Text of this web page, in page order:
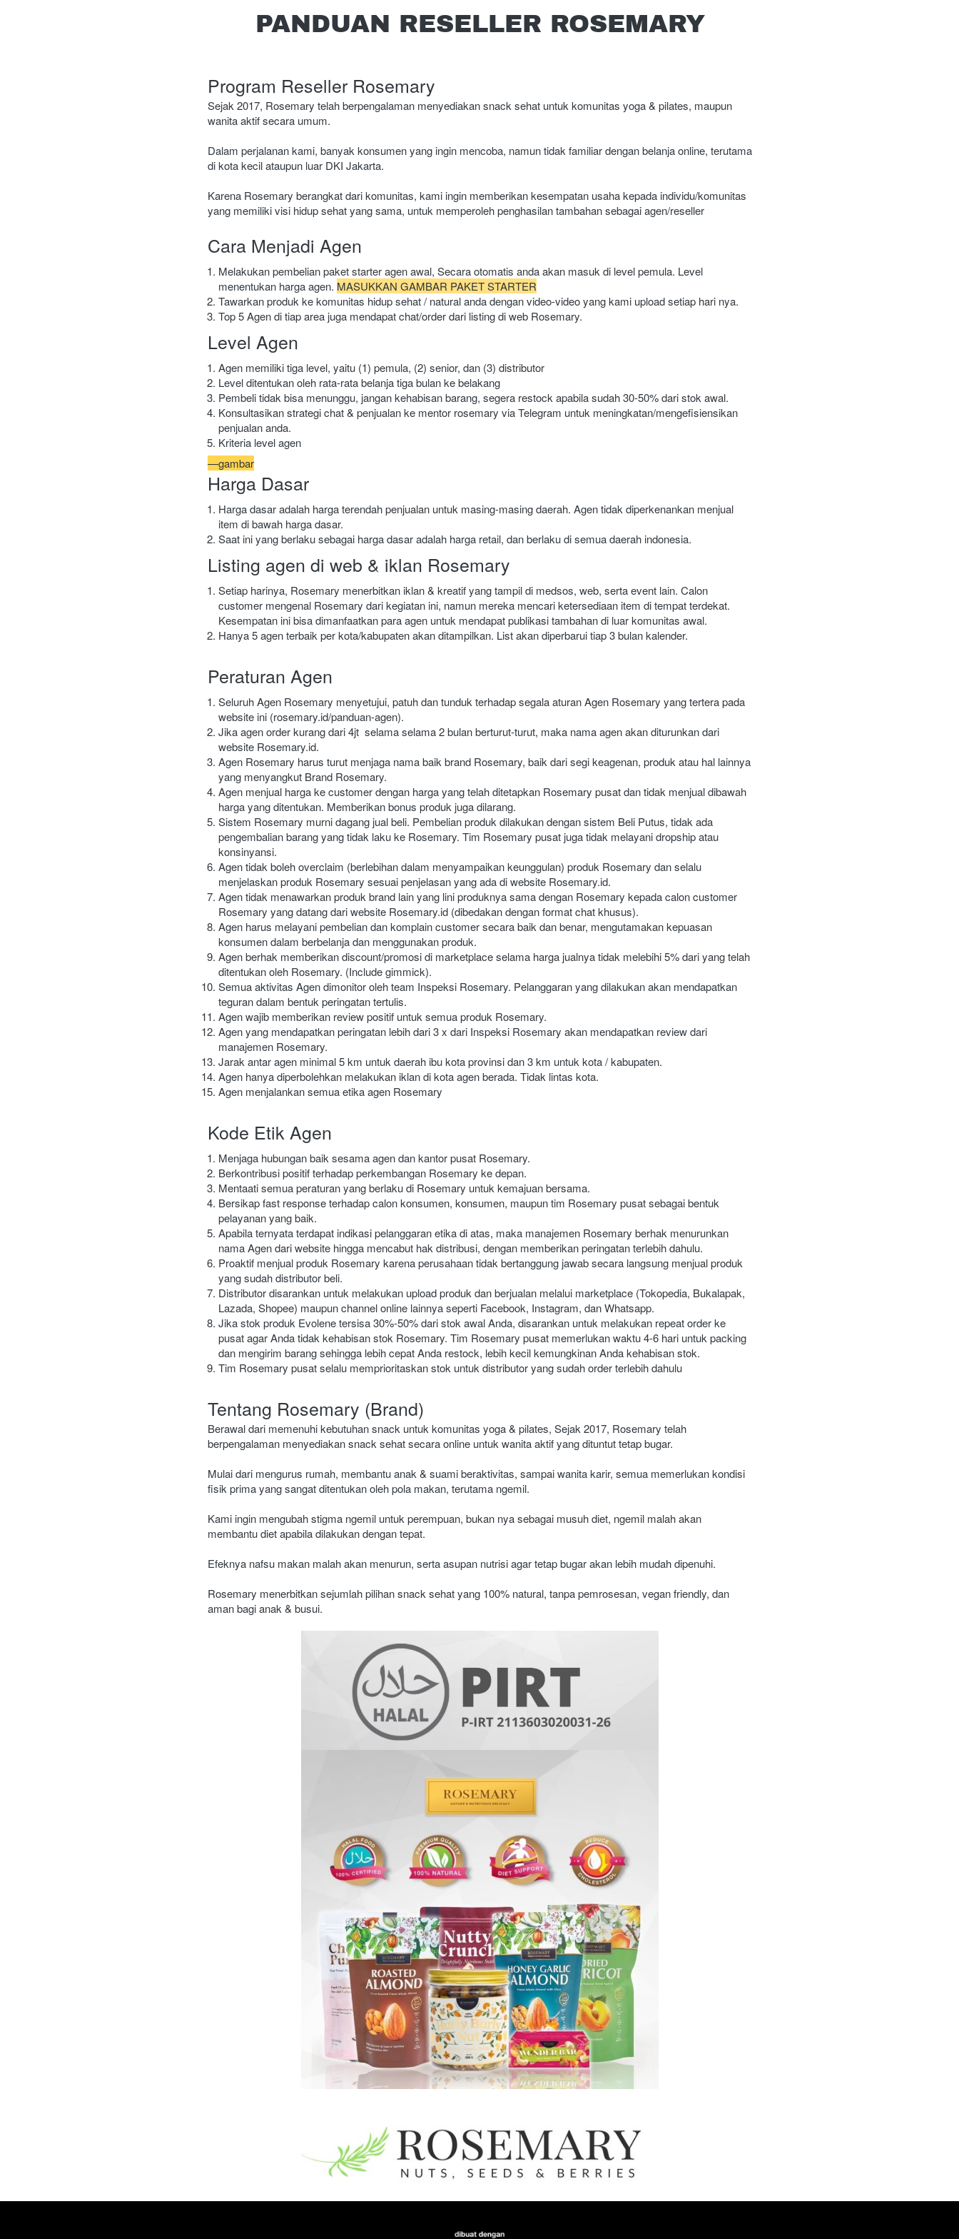
PANDUAN RESELLER ROSEMARY
Program Reseller Rosemary
Sejak 2017, Rosemary telah berpengalaman menyediakan snack sehat untuk komunitas yoga & pilates, maupun
wanita aktif secara umum.
Dalam perjalanan kami, banyak konsumen yang ingin mencoba, namun tidak familiar dengan belanja online, terutama
di kota kecil ataupun luar DKI Jakarta.
Karena Rosemary berangkat dari komunitas, kami ingin memberikan kesempatan usaha kepada individu/komunitas
yang memiliki visi hidup sehat yang sama, untuk memperoleh penghasilan tambahan sebagai agen/reseller
Cara Menjadi Agen
Melakukan pembelian paket starter agen awal, Secara otomatis anda akan masuk di level pemula. Level
menentukan harga agen. MASUKKAN GAMBAR PAKET STARTER
Tawarkan produk ke komunitas hidup sehat / natural anda dengan video-video yang kami upload setiap hari nya.
Top 5 Agen di tiap area juga mendapat chat/order dari listing di web Rosemary.
Level Agen
Agen memiliki tiga level, yaitu (1) pemula, (2) senior, dan (3) distributor
Level ditentukan oleh rata-rata belanja tiga bulan ke belakang
Pembeli tidak bisa menunggu, jangan kehabisan barang, segera restock apabila sudah 30-50% dari stok awal.
Konsultasikan strategi chat & penjualan ke mentor rosemary via Telegram untuk meningkatan/mengefisiensikan
penjualan anda.
Kriteria level agen
—gambar
Harga Dasar
Harga dasar adalah harga terendah penjualan untuk masing-masing daerah. Agen tidak diperkenankan menjual
item di bawah harga dasar.
Saat ini yang berlaku sebagai harga dasar adalah harga retail, dan berlaku di semua daerah indonesia.
Listing agen di web & iklan Rosemary
Setiap harinya, Rosemary menerbitkan iklan & kreatif yang tampil di medsos, web, serta event lain. Calon
customer mengenal Rosemary dari kegiatan ini, namun mereka mencari ketersediaan item di tempat terdekat.
Kesempatan ini bisa dimanfaatkan para agen untuk mendapat publikasi tambahan di luar komunitas awal.
Hanya 5 agen terbaik per kota/kabupaten akan ditampilkan. List akan diperbarui tiap 3 bulan kalender.
Peraturan Agen
Seluruh Agen Rosemary menyetujui, patuh dan tunduk terhadap segala aturan Agen Rosemary yang tertera pada
website ini (rosemary.id/panduan-agen).
Jika agen order kurang dari 4jt  selama selama 2 bulan berturut-turut, maka nama agen akan diturunkan dari
website Rosemary.id.
Agen Rosemary harus turut menjaga nama baik brand Rosemary, baik dari segi keagenan, produk atau hal lainnya
yang menyangkut Brand Rosemary.
Agen menjual harga ke customer dengan harga yang telah ditetapkan Rosemary pusat dan tidak menjual dibawah
harga yang ditentukan. Memberikan bonus produk juga dilarang.
Sistem Rosemary murni dagang jual beli. Pembelian produk dilakukan dengan sistem Beli Putus, tidak ada
pengembalian barang yang tidak laku ke Rosemary. Tim Rosemary pusat juga tidak melayani dropship atau
konsinyansi.
Agen tidak boleh overclaim (berlebihan dalam menyampaikan keunggulan) produk Rosemary dan selalu
menjelaskan produk Rosemary sesuai penjelasan yang ada di website Rosemary.id.
Agen tidak menawarkan produk brand lain yang lini produknya sama dengan Rosemary kepada calon customer
Rosemary yang datang dari website Rosemary.id (dibedakan dengan format chat khusus).
Agen harus melayani pembelian dan komplain customer secara baik dan benar, mengutamakan kepuasan
konsumen dalam berbelanja dan menggunakan produk.
Agen berhak memberikan discount/promosi di marketplace selama harga jualnya tidak melebihi 5% dari yang telah
ditentukan oleh Rosemary. (Include gimmick).
Semua aktivitas Agen dimonitor oleh team Inspeksi Rosemary. Pelanggaran yang dilakukan akan mendapatkan
teguran dalam bentuk peringatan tertulis.
Agen wajib memberikan review positif untuk semua produk Rosemary.
Agen yang mendapatkan peringatan lebih dari 3 x dari Inspeksi Rosemary akan mendapatkan review dari
manajemen Rosemary.
Jarak antar agen minimal 5 km untuk daerah ibu kota provinsi dan 3 km untuk kota / kabupaten.
Agen hanya diperbolehkan melakukan iklan di kota agen berada. Tidak lintas kota.
Agen menjalankan semua etika agen Rosemary
Kode Etik Agen
Menjaga hubungan baik sesama agen dan kantor pusat Rosemary.
Berkontribusi positif terhadap perkembangan Rosemary ke depan.
Mentaati semua peraturan yang berlaku di Rosemary untuk kemajuan bersama.
Bersikap fast response terhadap calon konsumen, konsumen, maupun tim Rosemary pusat sebagai bentuk
pelayanan yang baik.
Apabila ternyata terdapat indikasi pelanggaran etika di atas, maka manajemen Rosemary berhak menurunkan
nama Agen dari website hingga mencabut hak distribusi, dengan memberikan peringatan terlebih dahulu.
Proaktif menjual produk Rosemary karena perusahaan tidak bertanggung jawab secara langsung menjual produk
yang sudah distributor beli.
Distributor disarankan untuk melakukan upload produk dan berjualan melalui marketplace (Tokopedia, Bukalapak,
Lazada, Shopee) maupun channel online lainnya seperti Facebook, Instagram, dan Whatsapp.
Jika stok produk Evolene tersisa 30%-50% dari stok awal Anda, disarankan untuk melakukan repeat order ke
pusat agar Anda tidak kehabisan stok Rosemary. Tim Rosemary pusat memerlukan waktu 4-6 hari untuk packing
dan mengirim barang sehingga lebih cepat Anda restock, lebih kecil kemungkinan Anda kehabisan stok.
Tim Rosemary pusat selalu memprioritaskan stok untuk distributor yang sudah order terlebih dahulu
Tentang Rosemary (Brand)
Berawal dari memenuhi kebutuhan snack untuk komunitas yoga & pilates, Sejak 2017, Rosemary telah
berpengalaman menyediakan snack sehat secara online untuk wanita aktif yang dituntut tetap bugar.
Mulai dari mengurus rumah, membantu anak & suami beraktivitas, sampai wanita karir, semua memerlukan kondisi
fisik prima yang sangat ditentukan oleh pola makan, terutama ngemil.
Kami ingin mengubah stigma ngemil untuk perempuan, bukan nya sebagai musuh diet, ngemil malah akan
membantu diet apabila dilakukan dengan tepat.
Efeknya nafsu makan malah akan menurun, serta asupan nutrisi agar tetap bugar akan lebih mudah dipenuhi.
Rosemary menerbitkan sejumlah pilihan snack sehat yang 100% natural, tanpa pemrosesan, vegan friendly, dan
aman bagi anak & busui.